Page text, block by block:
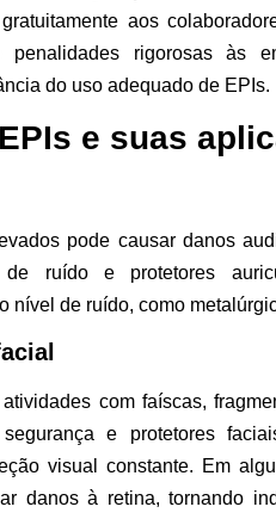
aos
rigorosas às
do uso adequado de EPIs.
e suas
pode causar danos
de ruído e protetores
nível de ruído, como
com faíscas,
e protetores
visual constante. Em
danos à retina, tornando